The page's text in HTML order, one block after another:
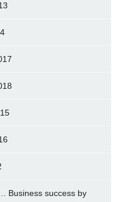
Business success by